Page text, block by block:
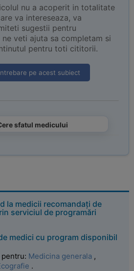
nu a acoperit in totalitate
va intereseaza, va
sugestii pentru
veti ajuta sa completam si
pentru toti cititorii.
pe acest subiect
sfatul medicului
la medicii recomandați de
serviciul de programări
medici cu program disponibil
Medicina generala ,
.